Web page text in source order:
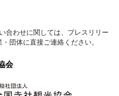
合わせに関しては、プレスリリー
団体に直接ご連絡ください。
会